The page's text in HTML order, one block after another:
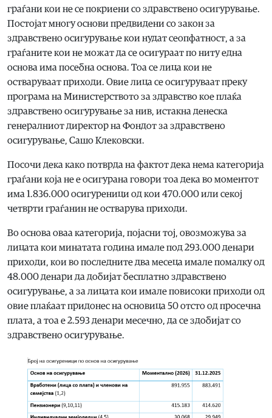
граѓани кои не се покриени со здравствено осигурување.
Постојат многу основи предвидени со закон за
здравствено осигурување кои нудат сеопфатност, а за
граѓаните кои не можат да се осигураат по ниту една
основа има посебна основа. Тоа се лица кои не
остваруваат приходи. Овие лица се осигуруваат преку
програма на Министерството за здравство кое плаќа
здравствено осигурување за нив, истакна денеска
генералниот директор на Фондот за здравствено
осигурување, Сашо Клековски.
Посочи дека како потврда на фактот дека нема категорија
граѓани која не е осигурана говори тоа дека во моментот
има 1.836.000 осигуреници од кои 470.000 или секој
четврти граѓанин не остварува приходи.
Во основа оваа категорија, појасни тој, овозможува за
лицата кои минатата година имале под 293.000 денари
приходи, кои во последните два месеца имале помалку од
48.000 денари да добијат бесплатно здравствено
осигурување, а за лицата кои имале повисоки приходи од
овие плаќаат придонес на основица 50 отсто од просечна
плата, а тоа е 2.593 денари месечно, да се здобијат со
здравствено осигурување.